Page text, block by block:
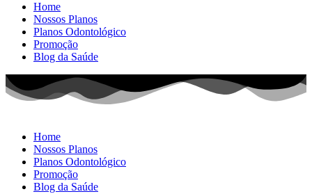
Home
Nossos Planos
Planos Odontológico
Promoção
Blog da Saúde
Home
Nossos Planos
Planos Odontológico
Promoção
Blog da Saúde